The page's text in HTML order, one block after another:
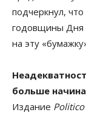
подчеркнул,
годовщины Дня
на эту
больше
Издание Politico